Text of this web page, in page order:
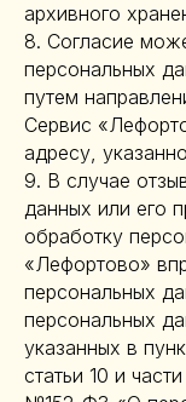
архивного
8. Согласие
персональных
путем
Сервис
адресу,
9. В случае
данных или его
обработку
«Лефортово»
персональных
персональных
указанных в
статьи 10 и